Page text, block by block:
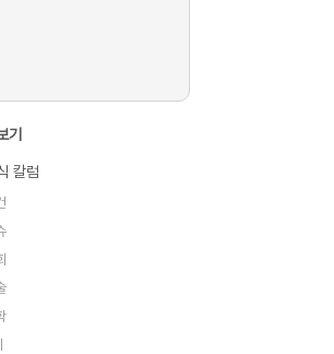
기
칼럼